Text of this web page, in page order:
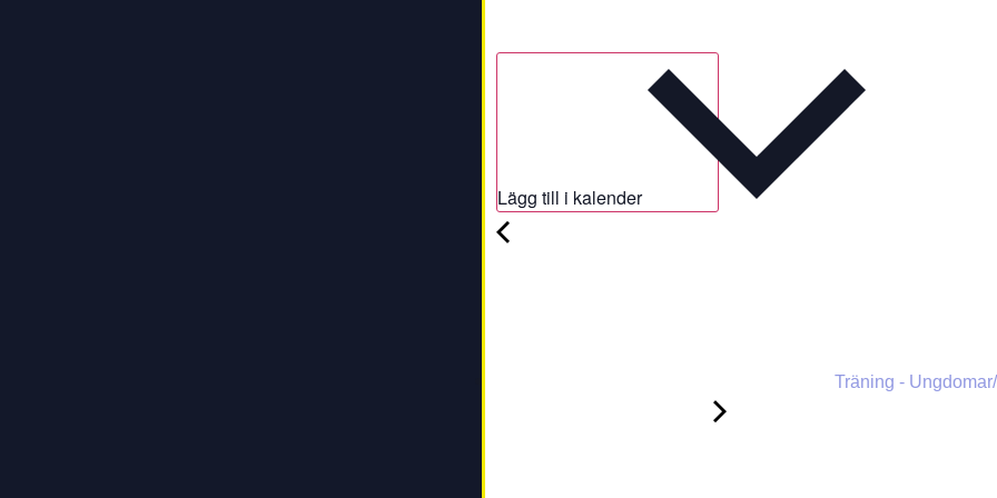
Lägg till i kalender
Träning -